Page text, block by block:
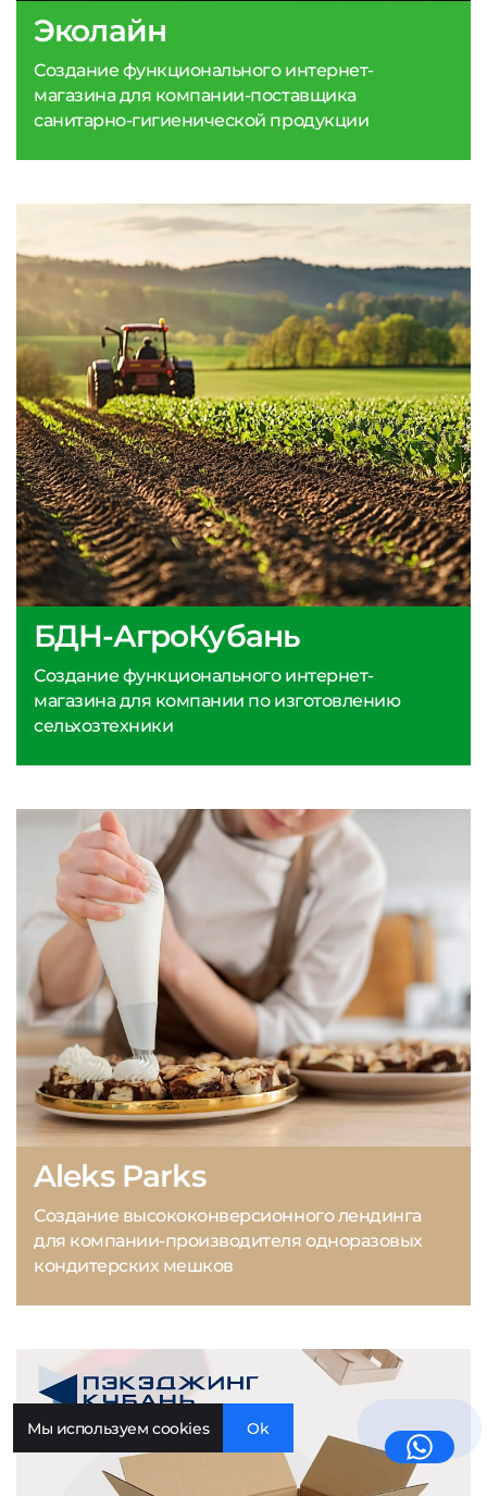
Эколайн
Создание функционального интернет-
магазина для компании-поставщика
санитарно-гигиенической продукции
Aleks Parks
Создание высококонверсионного лендинга
для компании-производителя одноразовых
кондитерских мешков
БДН-АгроКубань
Создание функционального интернет-
магазина для компании по изготовлению
сельхозтехники
Мы используем cookies Ok